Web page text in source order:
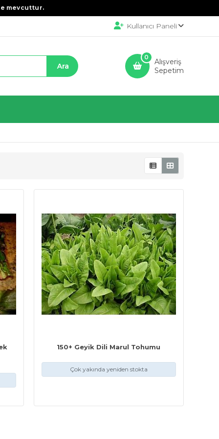
mevcuttur.
Kullanıcı Paneli
Alışveriş
Sepetim
0
150+ Geyik Dili Marul Tohumu
Çok yakında yeniden stokta